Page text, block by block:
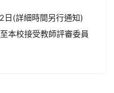
日(詳細時間另行通知)
本校接受教師評審委員